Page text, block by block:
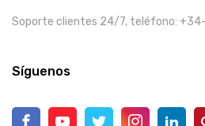
Soporte clientes 24/7, teléfono:
Síguenos